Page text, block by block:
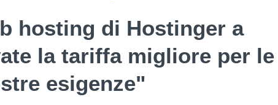
hosting di Hostinger a
la tariffa migliore per le
esigenze"